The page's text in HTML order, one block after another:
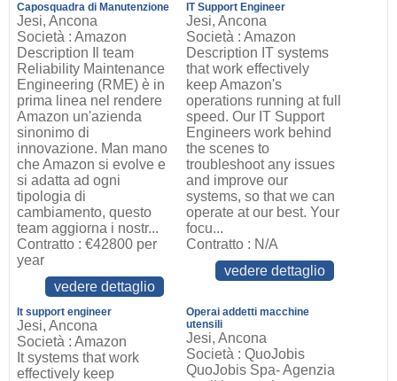
Caposquadra di Manutenzione
Jesi, Ancona
Società : Amazon
Description Il team
Reliability Maintenance
Engineering (RME) è in
prima linea nel rendere
Amazon un'azienda
sinonimo di
innovazione. Man mano
che Amazon si evolve e
si adatta ad ogni
tipologia di
cambiamento, questo
team aggiorna i nostr...
Contratto : €42800 per
year
vedere dettaglio
IT Support Engineer
Jesi, Ancona
Società : Amazon
Description IT systems
that work effectively
keep Amazon's
operations running at full
speed. Our IT Support
Engineers work behind
the scenes to
troubleshoot any issues
and improve our
systems, so that we can
operate at our best. Your
focu...
Contratto : N/A
vedere dettaglio
It support engineer
Jesi, Ancona
Società : Amazon
It systems that work
effectively keep
Operai addetti macchine
utensili
Jesi, Ancona
Società : QuoJobis
QuoJobis Spa- Agenzia